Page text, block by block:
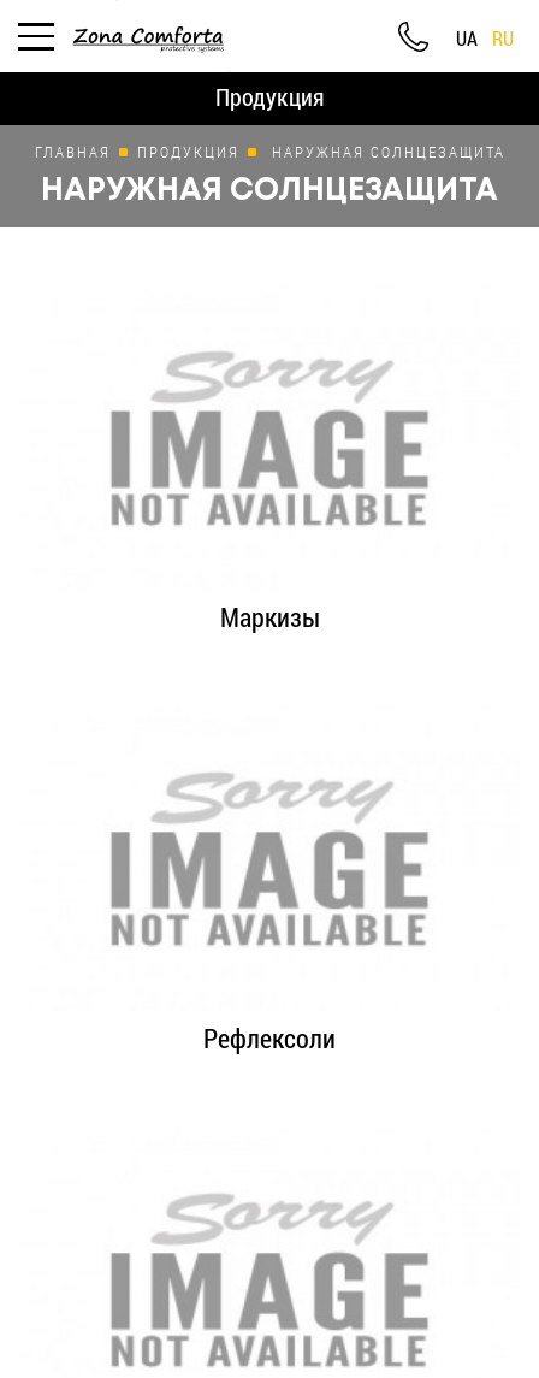
UA RU
Продукция
ГЛАВНАЯ ПРОДУКЦИЯ НАРУЖНАЯ СОЛНЦЕЗАЩИТА
НАРУЖНАЯ СОЛНЦЕЗАЩИТА
Маркизы
Рефлексоли